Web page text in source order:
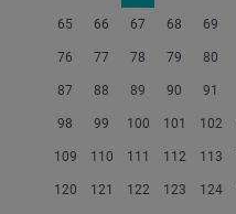
65 66 67 68 69
76 77 78 79 80
87 88 89 90 91
98 99 100 101 102
109 110 111 112 113
120 121 122 123 124